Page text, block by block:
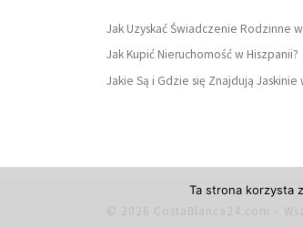
Jak Uzyskać Świadczenie Rodzinne
Jak Kupić Nieruchomość w Hiszpanii?
Jakie Są i Gdzie się Znajdują Jaskinie
© 2026 CostaBlanca24.com –
Ta strona korzysta